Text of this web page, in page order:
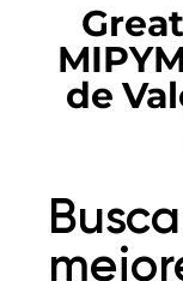
de